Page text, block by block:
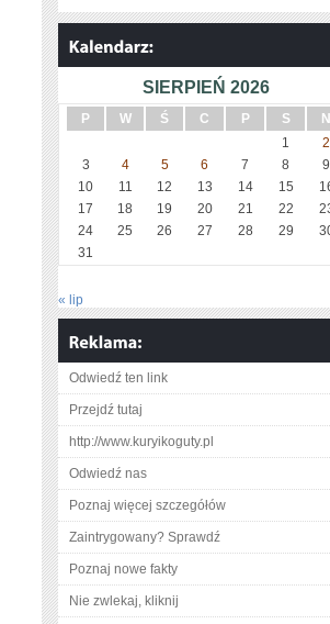
SIERPIEŃ 2026
P W Ś C P S
N
1
2
3
4 5 6 7 8
9
10
11 12 13 14 15
17
18 19 20 21 22
24
25 26 27 28 29
31
« lip
Odwiedź ten link
Przejdź tutaj
http://www.kuryikoguty.pl
Odwiedź nas
Poznaj więcej szczegółów
Zaintrygowany? Sprawdź
Poznaj nowe fakty
Nie zwlekaj, kliknij